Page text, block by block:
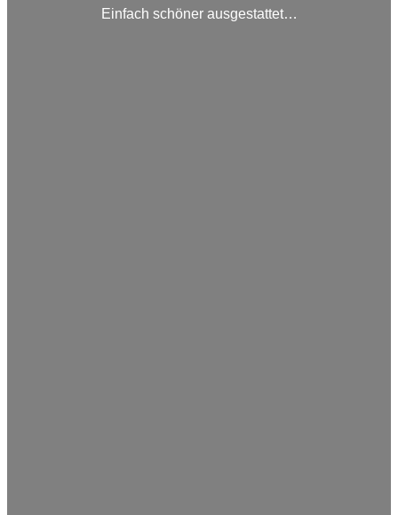
Einfach schöner ausgestattet…